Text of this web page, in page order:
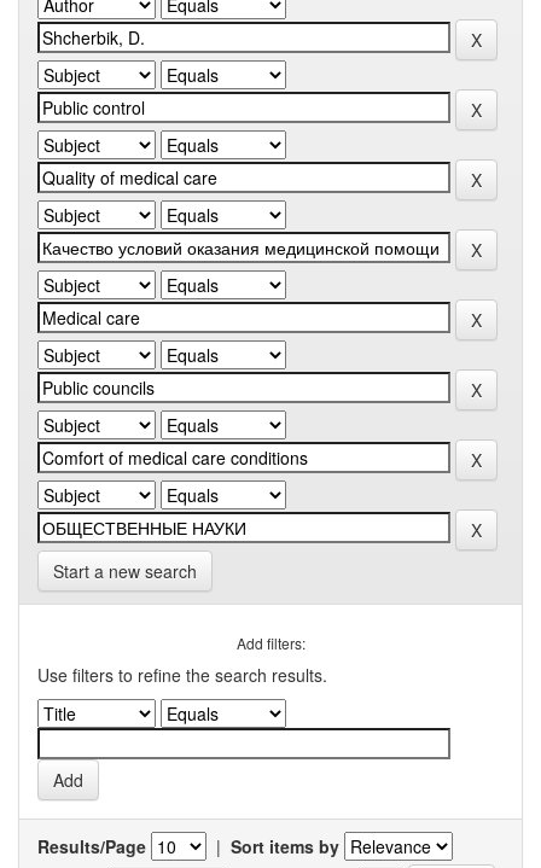
Start a new search
Add filters:
Use filters to refine the search results.
Results/Page | Sort items by